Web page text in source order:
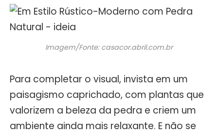
Imagem/Fonte: casacor.abril.com.br
Para completar o visual, invista em um
paisagismo caprichado, com plantas que
valorizem a beleza da pedra e criem um
ambiente ainda mais relaxante. E não se